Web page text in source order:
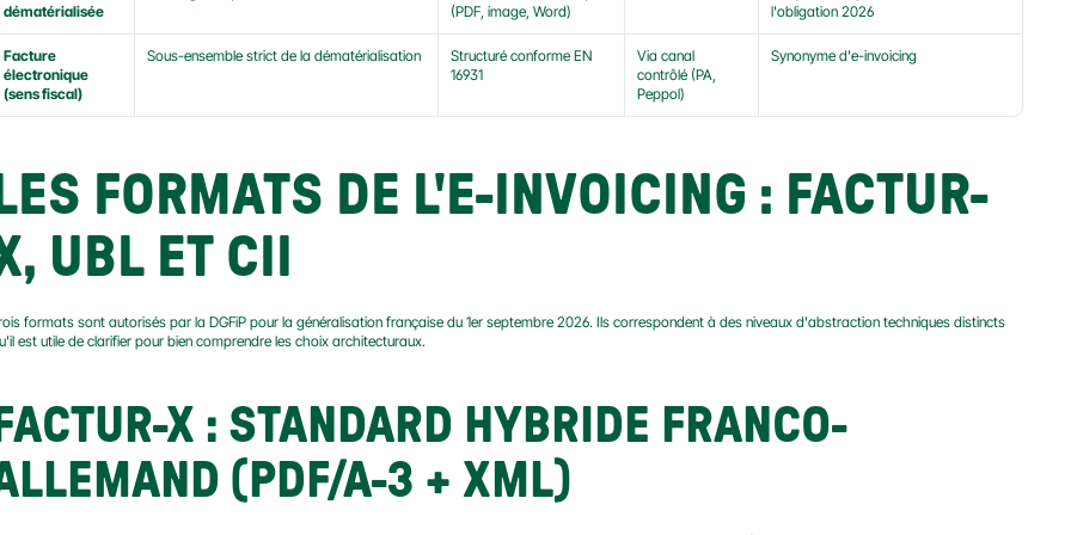
dématérialisée
(PDF, image, Word)
l'obligation 2026
Facture
électronique
(sens fiscal)
Sous-ensemble strict de la dématérialisation
Structuré conforme EN
16931
Via canal
contrôlé (PA,
Peppol)
Synonyme d'e-invoicing
FORMATS DE L'E-INVOICING : FACTUR-
UBL ET CII
formats sont autorisés par la DGFiP pour la généralisation française du 1er septembre 2026. Ils correspondent à des niveaux d'abstraction techniques distincts
est utile de clarifier pour bien comprendre les choix architecturaux.
X : STANDARD HYBRIDE FRANCO-
(PDF/A-3 + XML)